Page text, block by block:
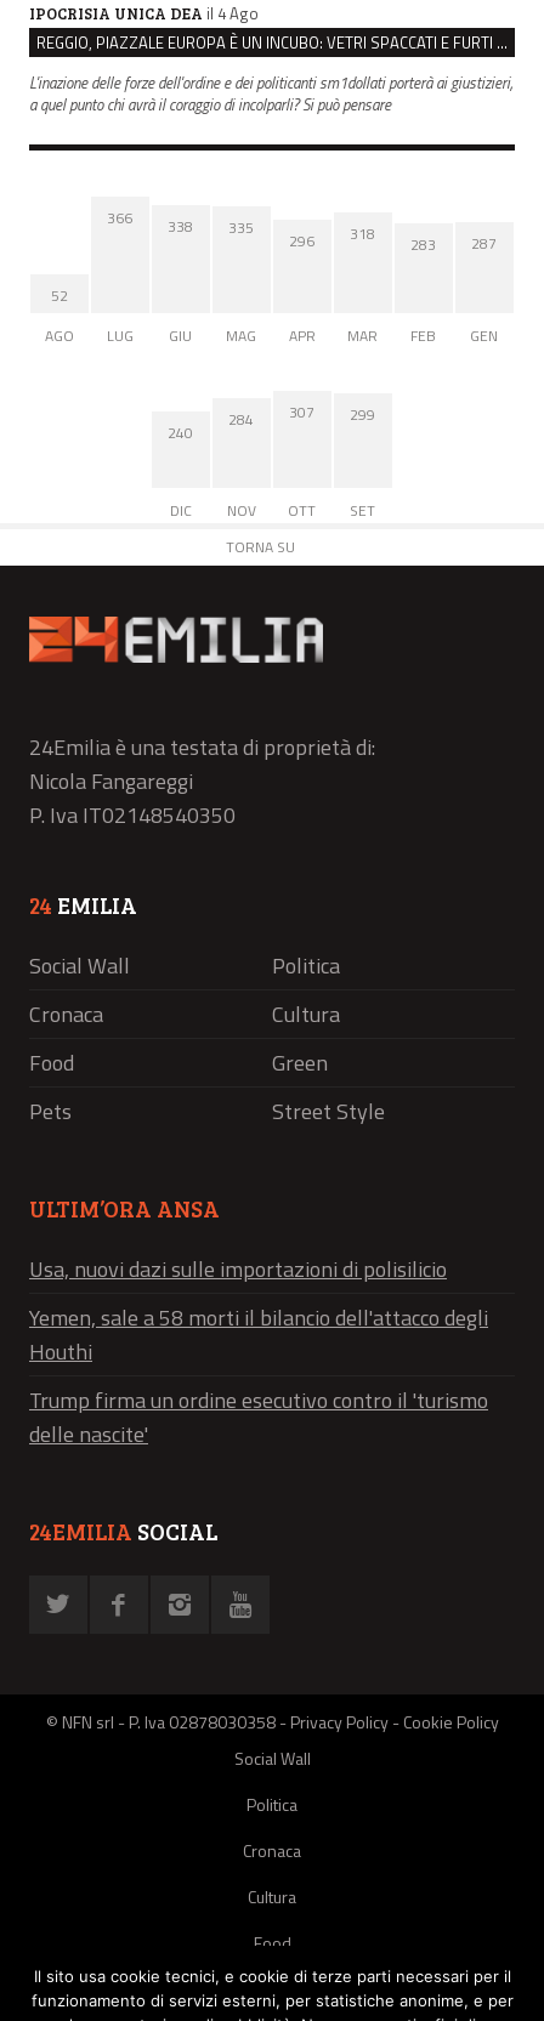
IPOCRISIA UNICA DEA il 4 Ago
REGGIO, PIAZZALE EUROPA È UN INCUBO: VETRI SPACCATI E FURTI SULLE AUTO IN SOSTA
L'inazione delle forze dell'ordine e dei politicanti sm1dollati porterà ai giustizieri,
a quel punto chi avrà il coraggio di incolparli? Si può pensare
52
AGO
366
LUG
338
GIU
335
MAG
296
APR
318
MAR
283
FEB
287
GEN
240
DIC
284
NOV
307
OTT
299
SET
TORNA SU
24Emilia è una testata di proprietà di:
Nicola Fangareggi
P. Iva IT02148540350
24 EMILIA
Social Wall
Politica
Cronaca
Cultura
Food
Green
Pets
Street Style
ULTIM’ORA ANSA
Usa, nuovi dazi sulle importazioni di polisilicio
Yemen, sale a 58 morti il bilancio dell'attacco degli
Houthi
Trump firma un ordine esecutivo contro il 'turismo
delle nascite'
24EMILIA SOCIAL
© NFN srl - P. Iva 02878030358 -Privacy Policy-Cookie Policy
Social Wall
Politica
Cronaca
Cultura
Food
Green
Il sito usa cookie tecnici, e cookie di terze parti necessari per il
funzionamento di servizi esterni, per statistiche anonime, e per